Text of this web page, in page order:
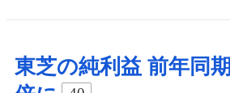
東芝の純利益 前年同